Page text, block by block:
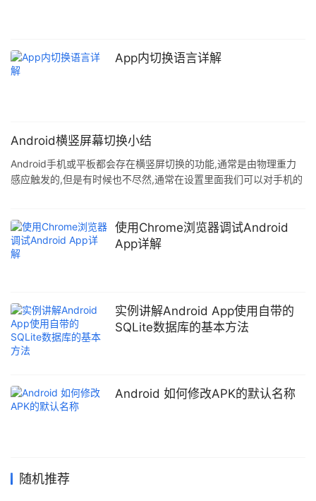
App内切换语言详解
Android横竖屏幕切换小结
Android手机或平板都会存在横竖屏切换的功能,通常是由物理重力
感应触发的,但是有时候也不尽然,通常在设置里面我们可以对手机的
android:configChanges="keyboard|keyboardHidden|orientatio
n|screenLayout|uiMode|
使用Chrome浏览器调试Android
App详解
实例讲解Android App使用自带的
SQLite数据库的基本方法
Android 如何修改APK的默认名称
随机推荐